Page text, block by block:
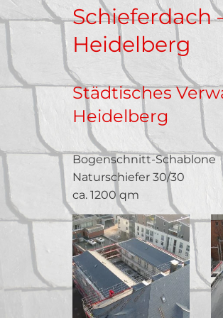
Schieferdach
Heidelberg
Städtisches
Heidelberg
Bogenschnitt-Schablone
Naturschiefer 30/30
ca. 1200 qm